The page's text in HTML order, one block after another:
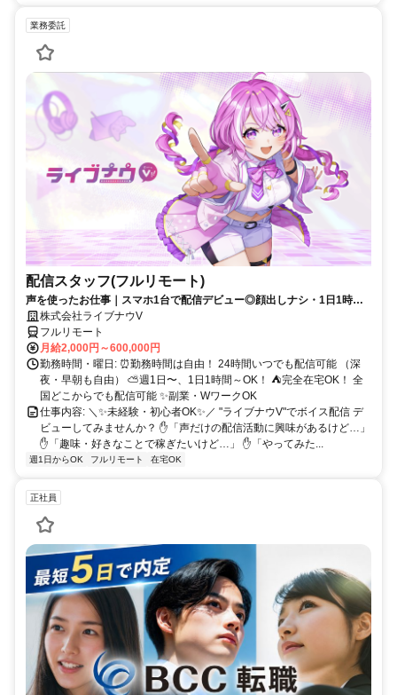
業務委託
配信スタッフ(フルリモート)
声を使ったお仕事｜スマホ1台で配信デビュー◎顔出しナシ・1日1時間
～OK♪
株式会社ライブナウV
フルリモート
月給2,000円～600,000円
勤務時間・曜日: ⏰勤務時間は自由！ 24時間いつでも配信可能 （深
夜・早朝も自由） ⛅週1日〜、1日1時間～OK！ ⛺完全在宅OK！ 全
国どこからでも配信可能 ✨副業・WワークOK
仕事内容: ＼✨未経験・初心者OK✨／ "ライブナウV"でボイス配信 デ
ビューしてみませんか？ ✋「声だけの配信活動に興味があるけど…」
✋「趣味・好きなことで稼ぎたいけど…」 ✋「やってみた...
週1日からOK フルリモート 在宅OK
正社員